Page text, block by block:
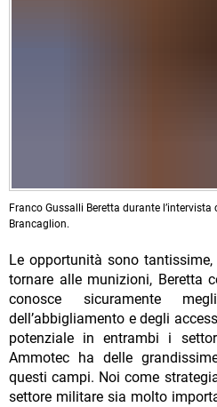
Franco Gussalli Beretta durante
Brancaglion.
Le opportunità sono
tornare alle munizioni, Beretta
conosce sicuramente
dell’abbigliamento e degli
potenziale in entrambi i
Ammotec ha delle
questi campi. Noi come
settore militare sia molto